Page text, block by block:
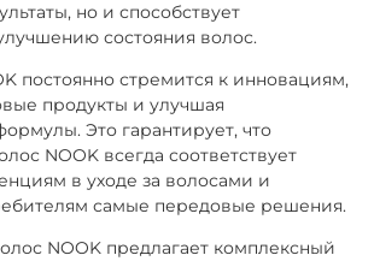
но и способствует
состояния волос.
постоянно стремится к инновациям,
продукты и улучшая
Это гарантирует, что
NOOK всегда соответствует
в уходе за волосами и
самые передовые решения.
NOOK предлагает комплексный